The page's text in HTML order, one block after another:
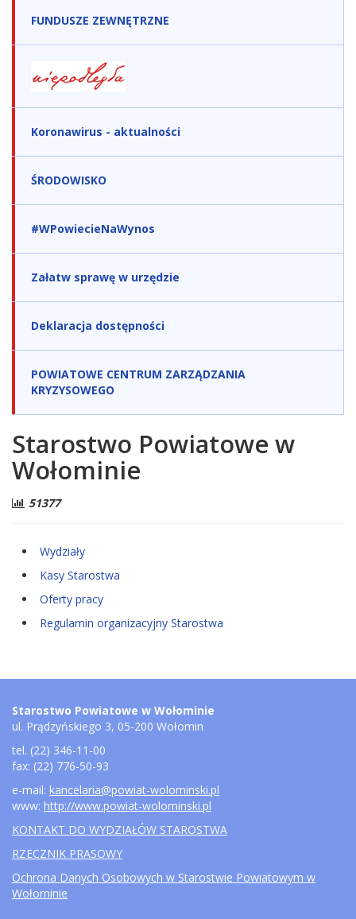
FUNDUSZE ZEWNĘTRZNE
Koronawirus - aktualności
ŚRODOWISKO
#WPowiecieNaWynos
Załatw sprawę w urzędzie
Deklaracja dostępności
POWIATOWE CENTRUM ZARZĄDZANIA
KRYZYSOWEGO
Starostwo Powiatowe w
Wołominie
51377
Wydziały
Kasy Starostwa
Oferty pracy
Regulamin organizacyjny Starostwa
Starostwo Powiatowe w Wołominie
ul. Prądzyńskiego 3, 05-200 Wołomin
tel. (22) 346-11-00
fax: (22) 776-50-93
e-mail: kancelaria@powiat-wolominski.pl
www: http://www.powiat-wolominski.pl
KONTAKT DO WYDZIAŁÓW STAROSTWA
RZECZNIK PRASOWY
Ochrona Danych Osobowych w Starostwie Powiatowym w
Wołominie